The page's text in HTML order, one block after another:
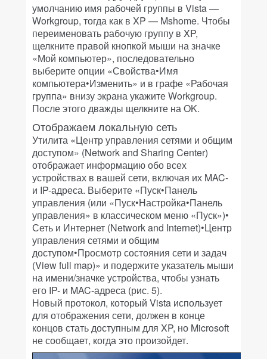
умолчанию имя рабочей группы в Vista —
Workgroup, тогда как в XP — Mshome. Чтобы
переименовать рабочую группу в XP,
щелкните правой кнопкой мыши на значке
«Мой компьютер», последовательно
выберите опции «Свойства•Имя
компьютера•Изменить» и в графе «Рабочая
группа» внизу экрана укажите Workgroup.
После этого дважды щелкните на OK.
Отображаем локальную сеть
Утилита «Центр управления сетями и общим
доступом» (Network and Sharing Center)
отображает информацию обо всех
устройствах в вашей сети, включая их MAC-
и IP-адреса. Выберите «Пуск•Панель
управления (или «Пуск•Настройка•Панель
управления» в классическом меню «Пуск»)•
Сеть и Интернет (Network and Internet)•Центр
управления сетями и общим
доступом•Просмотр состояния сети и задач
(View full map)» и подержите указатель мыши
на имени/значке устройства, чтобы узнать
его IP- и MAC-адреса (рис. 5).
Новый протокол, который Vista использует
для отображения сети, должен в конце
концов стать доступным для XP, но Microsoft
не сообщает, когда это произойдет.